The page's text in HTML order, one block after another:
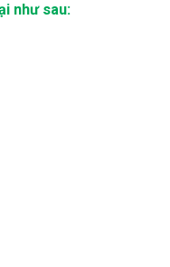
như sau: